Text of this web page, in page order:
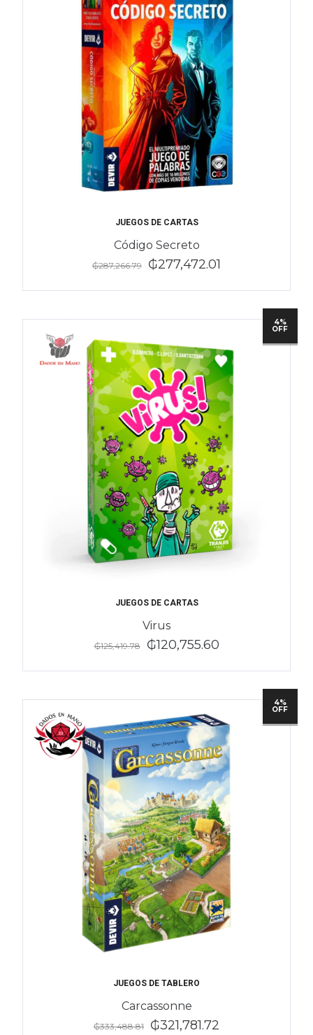
JUEGOS DE CARTAS
Código Secreto
₲287,266.79 ₲277,472.01
4%
OFF
JUEGOS DE CARTAS
Virus
₲125,419.78 ₲120,755.60
4%
OFF
JUEGOS DE TABLERO
Carcassonne
₲333,488.81 ₲321,781.72